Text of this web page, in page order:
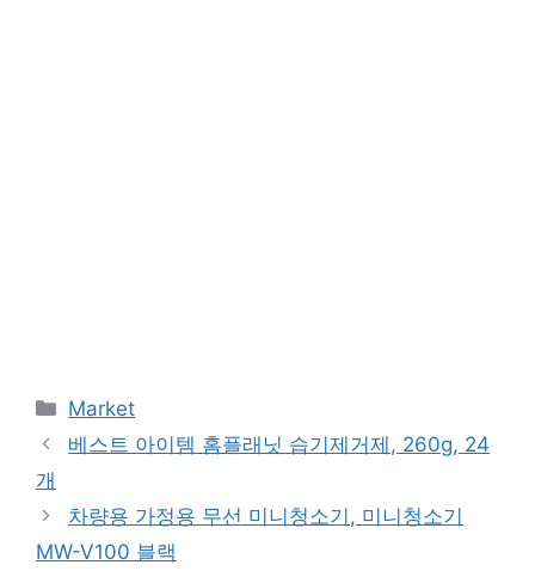
Categories
Market
베스트 아이템 홈플래닛 습기제거제, 260g, 24
개
차량용 가정용 무선 미니청소기, 미니청소기
MW-V100 블랙